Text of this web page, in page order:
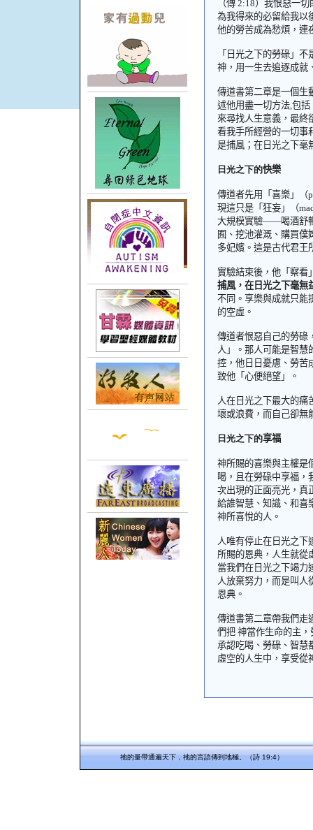
（傳2:18） 我恨惡一切
為我得來的必留給我以
他的勞苦成為愁煩，連
「日光之下的勞碌」
神，用一生去追逐成就
傳道書第二章是一個生
述他用盡一切方法,包括
來尋找人生意義，最終
看我手所經營的一切事
是捕風；在日光之下毫
日光之下的快樂
傳道者先用「喜樂」（
現這只是「狂妄」（
大規模實驗——喝酒舒
囿、挖池灌溉、購買僕
多妃嬪。這是古代君王
實驗結束後，他「察看
捕風，在日光之下毫無
不同。享樂與成就只能
的空虛。
傳道者恨惡自己的勞碌
人」。那人可能是智慧
控，他日日憂慮、勞苦
致他「心便絕望」。
人在日光之下最大的痛
壞或浪費，而自己卻無
日光之下的享福
神所賜的喜樂與主權是
喝，且在勞碌中享福，
次出現的正面亮光，真
給誰智慧、知識、和喜
神所喜悅的人。
人唯有停止在日光之下
所賜的恩典，人生就從
當我們在日光之下竭力
人放棄努力，而是叫人
恩典。
傳道書第二章帶我們走
們把 神當作生命的主
承認吃喝、勞碌、智慧
虛空的人生中，享受從
祂的量帶通遍天下，祂的言語傳到地極。（詩 19:4）